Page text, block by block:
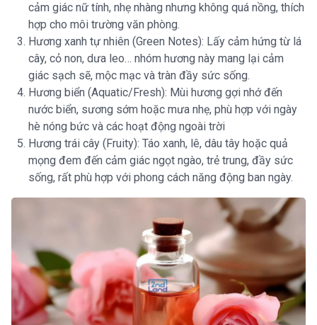
cảm giác nữ tính, nhẹ nhàng nhưng không quá nồng, thích
hợp cho môi trường văn phòng.
Hương xanh tự nhiên (Green Notes): Lấy cảm hứng từ lá
cây, cỏ non, dưa leo… nhóm hương này mang lại cảm
giác sạch sẽ, mộc mạc và tràn đầy sức sống.
Hương biển (Aquatic/Fresh): Mùi hương gợi nhớ đến
nước biển, sương sớm hoặc mưa nhẹ, phù hợp với ngày
hè nóng bức và các hoạt động ngoài trời
Hương trái cây (Fruity): Táo xanh, lê, dâu tây hoặc quả
mọng đem đến cảm giác ngọt ngào, trẻ trung, đầy sức
sống, rất phù hợp với phong cách năng động ban ngày.